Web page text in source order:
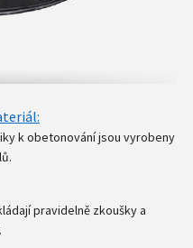
k obetonování jsou vyrobeny
pravidelně zkoušky a